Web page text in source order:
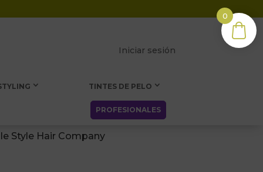
Iniciar sesión
TINTES DE PELO
PROFESIONALES
Style Hair Company
0